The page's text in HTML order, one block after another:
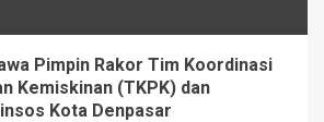
Pimpin Rakor Tim Koordinasi
Kemiskinan (TKPK) dan
Kota Denpasar